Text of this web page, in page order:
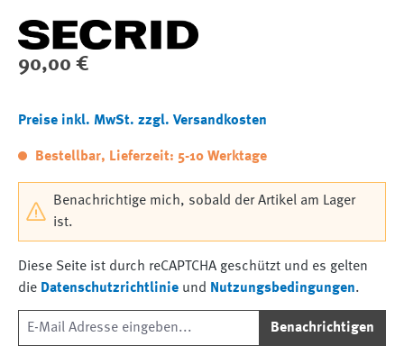
Regulärer Preis:
90,00 €
Preise inkl. MwSt. zzgl. Versandkosten
Bestellbar, Lieferzeit: 5-10 Werktage
Benachrichtige mich, sobald der Artikel am Lager
ist.
Diese Seite ist durch reCAPTCHA geschützt und es gelten
die Datenschutzrichtlinie und Nutzungsbedingungen.
Benachrichtigen